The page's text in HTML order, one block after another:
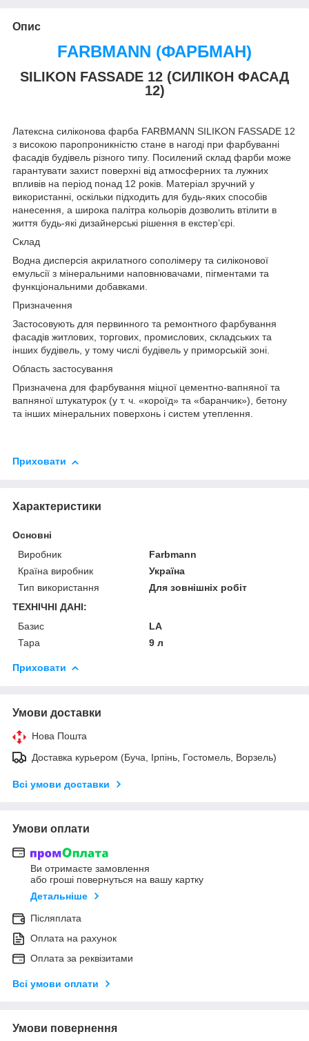
Опис
FARBMANN (ФАРБМАН)
SILIKON FASSADE 12 (СИЛІКОН ФАСАД
12)
Латексна силіконова фарба FARBMANN SILIKON FASSADE 12
з високою паропроникністю стане в нагоді при фарбуванні
фасадів будівель різного типу. Посилений склад фарби може
гарантувати захист поверхні від атмосферних та лужних
впливів на період понад 12 років. Матеріал зручний у
використанні, оскільки підходить для будь-яких способів
нанесення, а широка палітра кольорів дозволить втілити в
життя будь-які дизайнерські рішення в екстер’єрі.
Склад
Водна дисперсія акрилатного сополімеру та силіконової
емульсії з мінеральними наповнювачами, пігментами та
функціональними добавками.
Призначення
Застосовують для первинного та ремонтного фарбування
фасадів житлових, торгових, промислових, складських та
інших будівель, у тому числі будівель у приморській зоні.
Область застосування
Призначена для фарбування міцної цементно-вапняної та
вапняної штукатурок (у т. ч. «короїд» та «баранчик»), бетону
та інших мінеральних поверхонь і систем утеплення.
Приховати
Характеристики
Основні
Виробник
Farbmann
Країна виробник
Україна
Тип використання
Для зовнішніх робіт
ТЕХНІЧНІ ДАНІ:
Базис
LA
Тара
9 л
Приховати
Умови доставки
Нова Пошта
Доставка курьером (Буча, Ірпінь, Гостомель, Ворзель)
Всі умови доставки
Умови оплати
Ви отримаєте замовлення
або гроші повернуться на вашу картку
Детальніше
Післяплата
Оплата на рахунок
Оплата за реквізитами
Всі умови оплати
Умови повернення